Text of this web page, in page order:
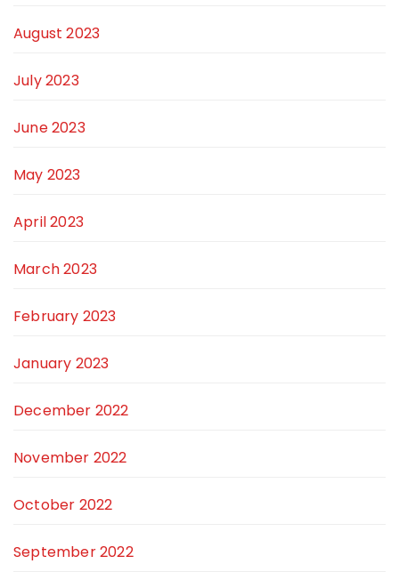
August 2023
July 2023
June 2023
May 2023
April 2023
March 2023
February 2023
January 2023
December 2022
November 2022
October 2022
September 2022